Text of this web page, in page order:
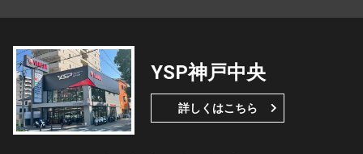
YSP神戸中央
詳しくはこちら